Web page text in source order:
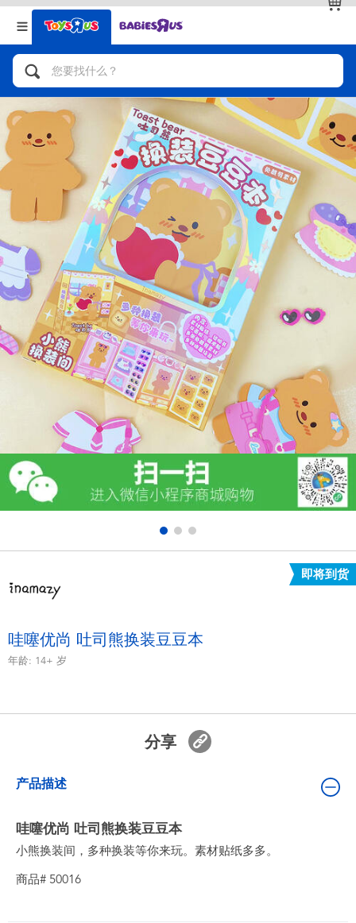
返回
分类目录
人气英雄，角色扮演，射击玩具
自行车，滑板车，骑乘车
拼砌组合及乐高LEGO
玩具车，货车，火车及遥控系列
手工艺，文具，蜡笔，泥胶，画板
娃娃，芭比，收藏公仔
电子玩具
游戏及拼图系列
益智学习玩具
户外及运动产品
模仿，化妆及造型系列
毛绒公仔玩具
玩具促销
返回
品牌
查看全部
即将到货
哇噻优尚 吐司熊换装豆豆本
年龄: 14+ 岁
分享
产品描述
哇噻优尚 吐司熊换装豆豆本
小熊换装间，多种换装等你来玩。素材贴纸多多。
商品# 50016